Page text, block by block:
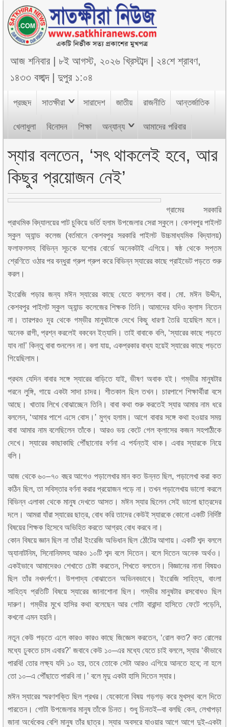
আজশনিবার ৮ই আগস্ট, ২০২৬ খ্রিস্টাব্দ| ২৪শে শ্রাবণ,
১৪৩৩ বঙ্গাব্দ|দুপুর ১:০৪
প্রচ্ছদ সাতক্ষীরা সারাদেশ জাতীয় রাজনীতি আন্তর্জাতিক
খেলাধুলা বিনোদন শিক্ষা অন্যান্য আমাদের পরিবার
স্যার বলতেন, ‘সৎ থাকলেই হবে, আর
কিছুর প্রয়োজন নেই’
গ্রামের সরকারি
প্রাথমিক বিদ্যালয়ের পাট চুকিয়ে ভর্তি হলাম উপজেলার সেরা স্কুলে। কেশবপুর পাইলট
স্কুল অ্যান্ড কলেজ (বর্তমানে কেশবপুর সরকারি পাইলট উচ্চমাধ্যমিক বিদ্যালয়)
ফলাফলসহ বিভিন্ন সূচকে যশোর বোর্ডে অনেকটাই এগিয়ে। ষষ্ঠ থেকে সপ্তম
শ্রেণিতে ওঠার পর বন্ধুরা গ্রুপ গ্রুপ করে বিভিন্ন স্যারের কাছে প্রাইভেট পড়তে শুরু
করল।
ইংরেজি পড়ার জন্য মঈন স্যারের কাছে যেতে বললেন বাবা। মো. মঈন উদ্দীন,
কেশবপুর পাইলট স্কুল অ্যান্ড কলেজের শিক্ষক তিনি। আমাদের যদিও ক্লাস নিতেন
না। তারপরও দূর থেকে গম্ভীর মানুষটাকে দেখে কিছু ধারণা তৈরি হয়েছিল মনে।
অনেক রাগী, প্রশ্ন করলেই বকবেন ইত্যাদি। তাই বাবাকে বলি, ‘স্যারের কাছে পড়তে
যাব না!’ কিন্তু বাবা শুনলেন না। বলা যায়, একপ্রকার বাধ্য হয়েই স্যারের কাছে পড়তে
গিয়েছিলাম।
প্রথম যেদিন বাবার সঙ্গে স্যারের বাড়িতে যাই, ভীষণ অবাক হই। গম্ভীর মানুষটার
পরনে লুঙ্গি, গায়ে একটা সাদা চাদর। শীতকাল ছিল তখন। চারপাশে শিক্ষার্থীরা বসে
আছে। খাতায় লিখে বোঝাচ্ছেন তিনি। বাবা কথা শুরু করতেই স্যার আমার নাম ধরে
বললেন, ‘আমার পাশে এসে বোস।’ মুগ্ধ হলাম। আগে বাবার সঙ্গে কথা হওয়ার সময়
বাবা আমার নাম বলেছিলেন তাঁকে। আরও ভয় কেটে গেল ক্লাসের কজন সহপাঠীকে
দেখে। স্যারের কাছাকাছি পৌঁছানোর বর্ণনা এ পর্যন্তই থাক। এবার স্যারকে নিয়ে
বলি।
আজ থেকে ৬০–৭০ বছর আগেও পড়ালেখার মান কত উন্নত ছিল, পড়ালেখা করা কত
কঠিন ছিল, তা সবিস্তার বর্ণনা করার প্রয়োজন পড়ে না। তখন পড়ালেখায় ভালো করলে
বিভিন্ন এলাকা থেকে মানুষ দেখতে আসত। মঈন স্যার ছিলেন সেই ভালো ছাত্রদের
দলে। আমরা যাঁরা স্যারের ছাত্র, বোধ করি তাদের কেউই স্যারকে কোনো একটি নির্দিষ্ট
বিষয়ের শিক্ষক হিসেবে অভিহিত করতে আগ্রহ বোধ করবে না।
কোন বিষয়ে জ্ঞান ছিল না তাঁর! ইংরেজি অভিধান ছিল ঠোঁটের আগায়। একটি শব্দ বললে
অ্যানাটনিম, সিনোনিমসহ আরও ১০টি শব্দ বলে দিতেন। বলে দিতেন অনেক অর্থও।
একইভাবে আমাদেরও শেখাতে চেষ্টা করতেন, শিখতে বলতেন। বিজ্ঞানের নানা বিষয়ও
ছিল তাঁর নখদর্পণে। উপপাদ্য বোঝাতেন অভিনবভাবে। ইংরেজি সাহিত্য, বাংলা
সাহিত্য প্রতিটি বিষয়ে স্যারের জানাশোনা ছিল। গম্ভীর মানুষটার রসবোধও ছিল
দারুণ। গম্ভীর মুখে হাসির কথা বলেছেন আর গোটা বারান্দা হাসিতে ফেটে পড়েনি,
কখনো এমন হয়নি।
নতুন কেউ পড়তে এলে কারও কারও কাছে জিজ্ঞেস করতেন, ‘রোল কত? কত রোলের
মধ্যে ঢুকতে চাস এবার?’ জবাবে কেউ ১০–এর মধ্যে যেতে চাই বললে, স্যার ‘কীভাবে
পারবি! তোর লক্ষ্য যদি ১০ হয়, তবে তোকে সেটা আরও এগিয়ে আনতে হবে; না হলে
তো ১০–এ পৌঁছাতে পারবি না।’ বলে মৃদু একটা হাসি দিতেন স্যার।
মঈন স্যারের স্মরণশক্তি ছিল প্রখর। যেকোনো বিষয় গড়গড় করে মুখস্থ বলে দিতে
পারতেন। গোটা উপজেলার মানুষ তাঁকে চিনত। শুধু চিনতই–বা বলছি কেন, লেখাপড়া
জানা অর্ধেকের বেশি মানুষ তাঁর ছাত্র। স্যার অবসরে যাওয়ার আগে আগে দুই-একটা